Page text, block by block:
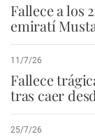
Fallece a los
emiratí
11/7/26
Fallece
tras caer
25/7/26